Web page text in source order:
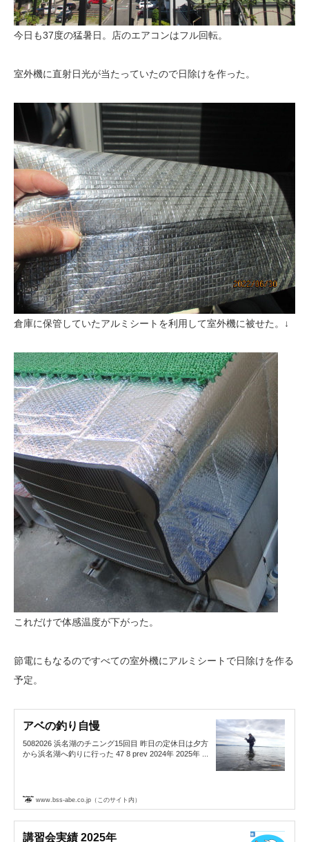
今日も37度の猛暑日。店のエアコンはフル回転。
室外機に直射日光が当たっていたので日除けを作った。
倉庫に保管していたアルミシートを利用して室外機に被せた。↓
これだけで体感温度が下がった。
節電にもなるのですべての室外機にアルミシートで日除けを作る
予定。
アベの釣り自慢
5082026 浜名湖のチニング15回目 昨日の定休日は夕方
から浜名湖へ釣りに行った 47 8 prev 2024年 2025年 ...
www.bss-abe.co.jp（このサイト内）
講習会実績 2025年